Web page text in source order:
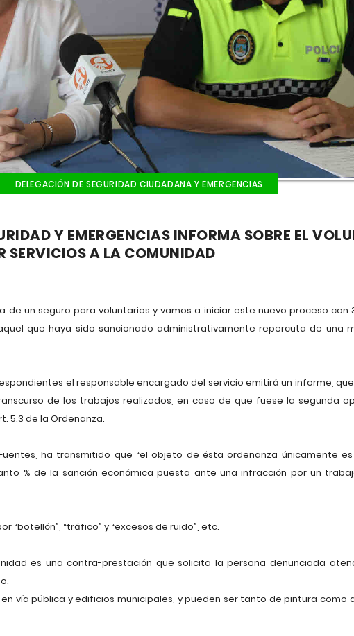
DELEGACIÓN DE SEGURIDAD CIUDADANA Y EMERGENCIAS
Y EMERGENCIAS INFORMA SOBRE EL
SERVICIOS A LA COMUNIDAD
un seguro para voluntarios y vamos a iniciar este nuevo proceso con
que haya sido sancionado administrativamente repercuta de una
el responsable encargado del servicio emitirá un informe,
de los trabajos realizados, en caso de que fuese la segunda
5.3 de la Ordenanza.
ha transmitido que “el objeto de ésta ordenanza únicamente
% de la sanción económica puesta ante una infracción por un
“botellón”, “tráfico” y “excesos de ruido”, etc.
es una contra-prestación que solicita la persona denunciada
vía pública y edificios municipales, y pueden ser tanto de pintura como